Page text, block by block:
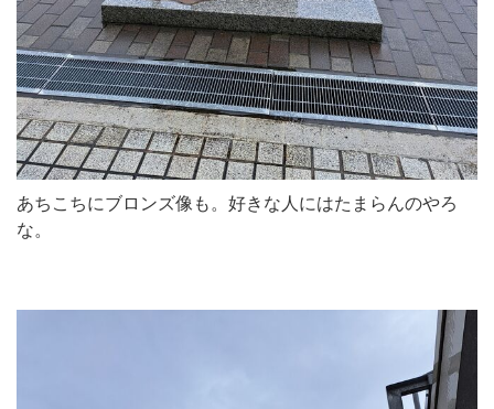
あちこちにブロンズ像も。好きな人にはたまらんのやろ
な。